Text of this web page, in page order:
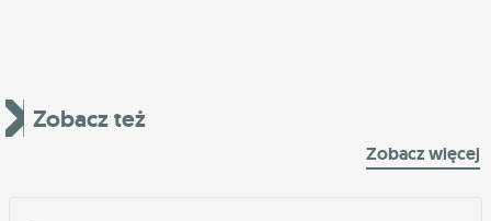
Zobacz też
Zobacz więcej